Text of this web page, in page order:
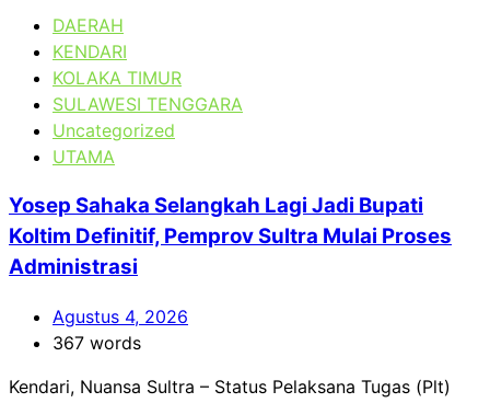
DAERAH
KENDARI
KOLAKA TIMUR
SULAWESI TENGGARA
Uncategorized
UTAMA
Yosep Sahaka Selangkah Lagi Jadi Bupati
Koltim Definitif, Pemprov Sultra Mulai Proses
Administrasi
Agustus 4, 2026
367 words
Kendari, Nuansa Sultra – Status Pelaksana Tugas (Plt)